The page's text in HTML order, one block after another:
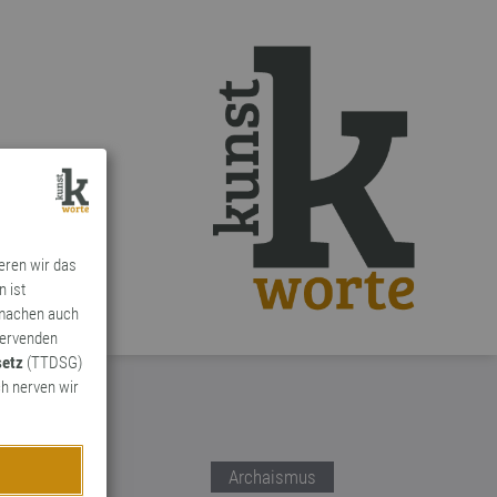
wir das
ist
auch
(TTDSG)
nerven wir
Archaismus